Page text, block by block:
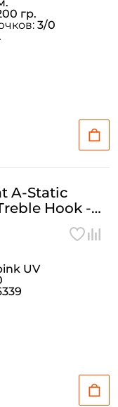
гр.
3/0
A-Static
Hook -
UV